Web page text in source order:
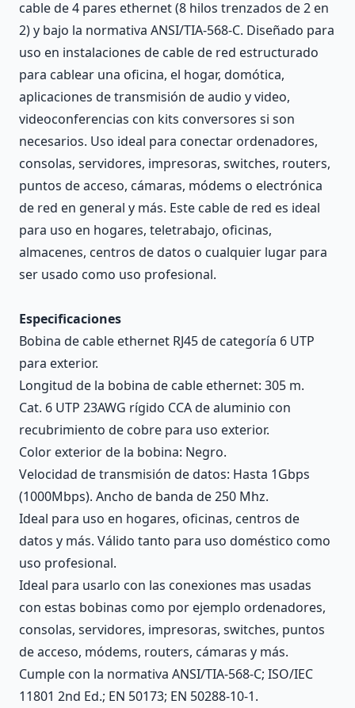
cable de 4 pares ethernet (8 hilos trenzados de 2 en
2) y bajo la normativa ANSI/TIA-568-C. Diseñado para
uso en instalaciones de cable de red estructurado
para cablear una oficina, el hogar, domótica,
aplicaciones de transmisión de audio y video,
videoconferencias con kits conversores si son
necesarios. Uso ideal para conectar ordenadores,
consolas, servidores, impresoras, switches, routers,
puntos de acceso, cámaras, módems o electrónica
de red en general y más. Este cable de red es ideal
para uso en hogares, teletrabajo, oficinas,
almacenes, centros de datos o cualquier lugar para
ser usado como uso profesional.
Especificaciones
Bobina de cable ethernet RJ45 de categoría 6 UTP
para exterior.
Longitud de la bobina de cable ethernet: 305 m.
Cat. 6 UTP 23AWG rígido CCA de aluminio con
recubrimiento de cobre para uso exterior.
Color exterior de la bobina: Negro.
Velocidad de transmisión de datos: Hasta 1Gbps
(1000Mbps). Ancho de banda de 250 Mhz.
Ideal para uso en hogares, oficinas, centros de
datos y más. Válido tanto para uso doméstico como
uso profesional.
Ideal para usarlo con las conexiones mas usadas
con estas bobinas como por ejemplo ordenadores,
consolas, servidores, impresoras, switches, puntos
de acceso, módems, routers, cámaras y más.
Cumple con la normativa ANSI/TIA-568-C; ISO/IEC
11801 2nd Ed.; EN 50173; EN 50288-10-1.